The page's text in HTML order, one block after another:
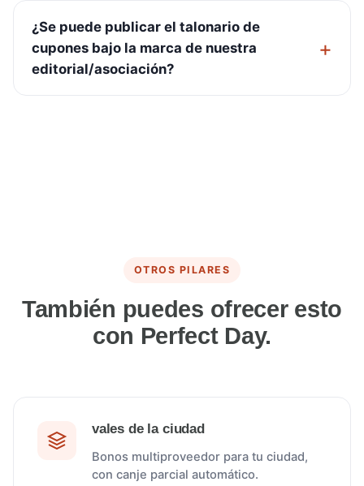
¿Se puede publicar el talonario de
cupones bajo la marca de nuestra
editorial/asociación?
OTROS PILARES
También puedes ofrecer esto
con Perfect Day.
vales de la ciudad
Bonos multiproveedor para tu ciudad,
con canje parcial automático.